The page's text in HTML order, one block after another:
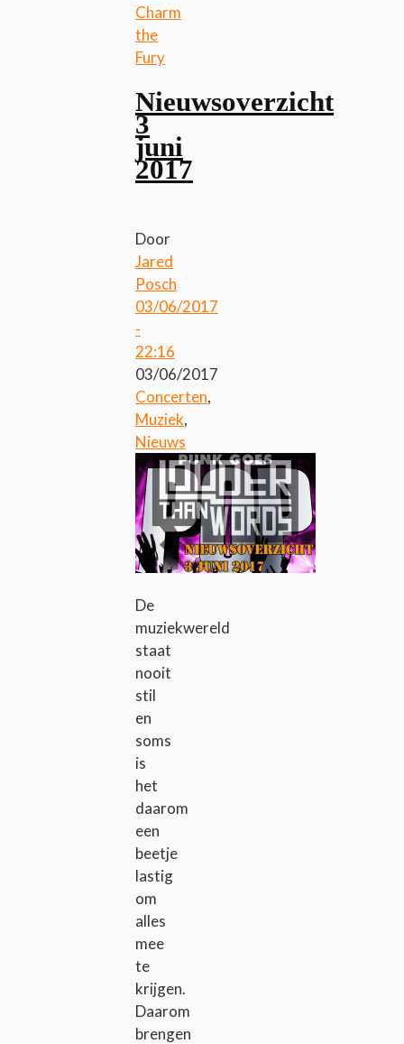
Charm
the
Fury
Nieuwsoverzicht
3
juni
2017
Door
Jared
Posch
03/06/2017
-
22:16
03/06/2017
Concerten,
Muziek,
Nieuws
De
muziekwereld
staat
nooit
stil
en
soms
is
het
daarom
een
beetje
lastig
om
alles
mee
te
krijgen.
Daarom
brengen